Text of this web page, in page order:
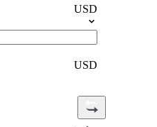
USD
USD